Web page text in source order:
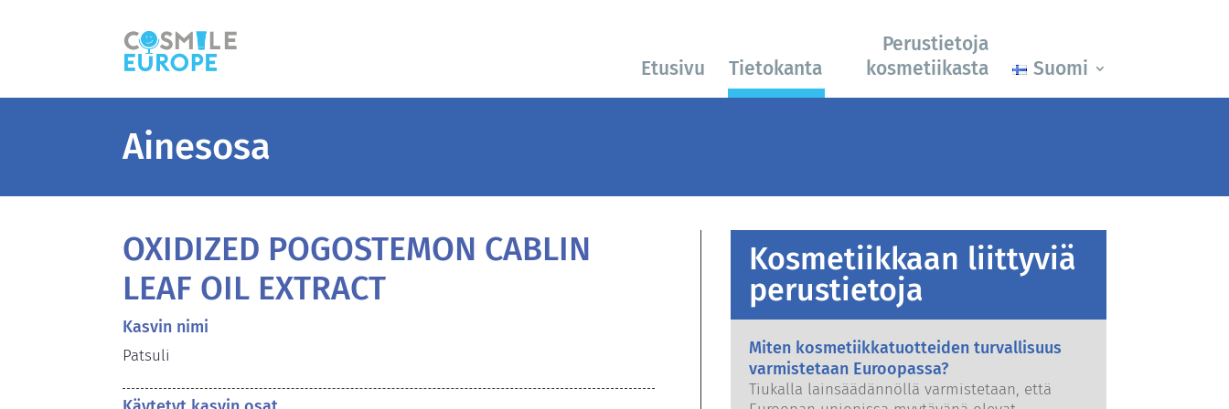
Etusivu Tietokanta
Perustietoja
kosmetiikasta
Suomi
Ainesosa
OXIDIZED POGOSTEMON CABLIN
LEAF OIL EXTRACT
Kasvin nimi
Patsuli
Kosmetiikkaan liittyviä
perustietoja
Miten kosmetiikkatuotteiden turvallisuus
varmistetaan Euroopassa?
Tiukalla lainsäädännöllä varmistetaan, että